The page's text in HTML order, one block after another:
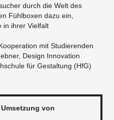
durch die Welt des
Fühlboxen dazu ein,
in ihrer Vielfalt
mit Studierenden
Design Innovation
für Gestaltung (HfG)
von